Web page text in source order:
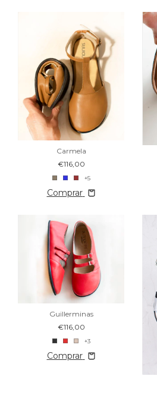
Carmela
€116,00
+5
Comprar
Guillerminas
€116,00
+3
Comprar